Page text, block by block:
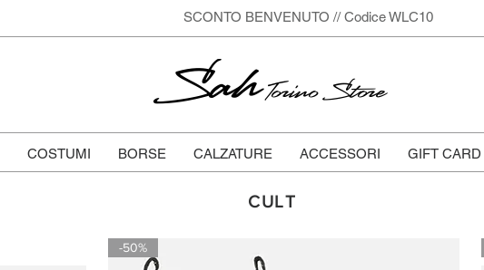
SCONTO BENVENUTO // Codice WLC10
SahTorino Store
COSTUMI BORSE CALZATURE ACCESSORI GIFT CARD
CULT
-50%